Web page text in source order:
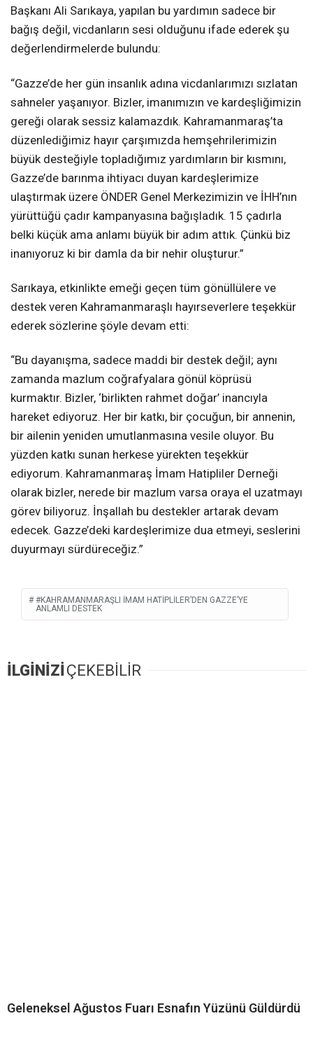
Başkanı Ali Sarıkaya, yapılan bu yardımın sadece bir
bağış değil, vicdanların sesi olduğunu ifade ederek şu
değerlendirmelerde bulundu:
“Gazze’de her gün insanlık adına vicdanlarımızı sızlatan
sahneler yaşanıyor. Bizler, imanımızın ve kardeşliğimizin
gereği olarak sessiz kalamazdık. Kahramanmaraş’ta
düzenlediğimiz hayır çarşımızda hemşehrilerimizin
büyük desteğiyle topladığımız yardımların bir kısmını,
Gazze’de barınma ihtiyacı duyan kardeşlerimize
ulaştırmak üzere ÖNDER Genel Merkezimizin ve İHH’nın
yürüttüğü çadır kampanyasına bağışladık. 15 çadırla
belki küçük ama anlamı büyük bir adım attık. Çünkü biz
inanıyoruz ki bir damla da bir nehir oluşturur.”
Sarıkaya, etkinlikte emeği geçen tüm gönüllülere ve
destek veren Kahramanmaraşlı hayırseverlere teşekkür
ederek sözlerine şöyle devam etti:
“Bu dayanışma, sadece maddi bir destek değil; aynı
zamanda mazlum coğrafyalara gönül köprüsü
kurmaktır. Bizler, ‘birlikten rahmet doğar’ inancıyla
hareket ediyoruz. Her bir katkı, bir çocuğun, bir annenin,
bir ailenin yeniden umutlanmasına vesile oluyor. Bu
yüzden katkı sunan herkese yürekten teşekkür
ediyorum. Kahramanmaraş İmam Hatipliler Derneği
olarak bizler, nerede bir mazlum varsa oraya el uzatmayı
görev biliyoruz. İnşallah bu destekler artarak devam
edecek. Gazze’deki kardeşlerimize dua etmeyi, seslerini
duyurmayı sürdüreceğiz.”
#KAHRAMANMARAŞLI İMAM HATIPLILER’DEN GAZZE’YE
ANLAMLI DESTEK
İLGİNİZİÇEKEBİLİR
Geleneksel Ağustos Fuarı Esnafın Yüzünü Güldürdü